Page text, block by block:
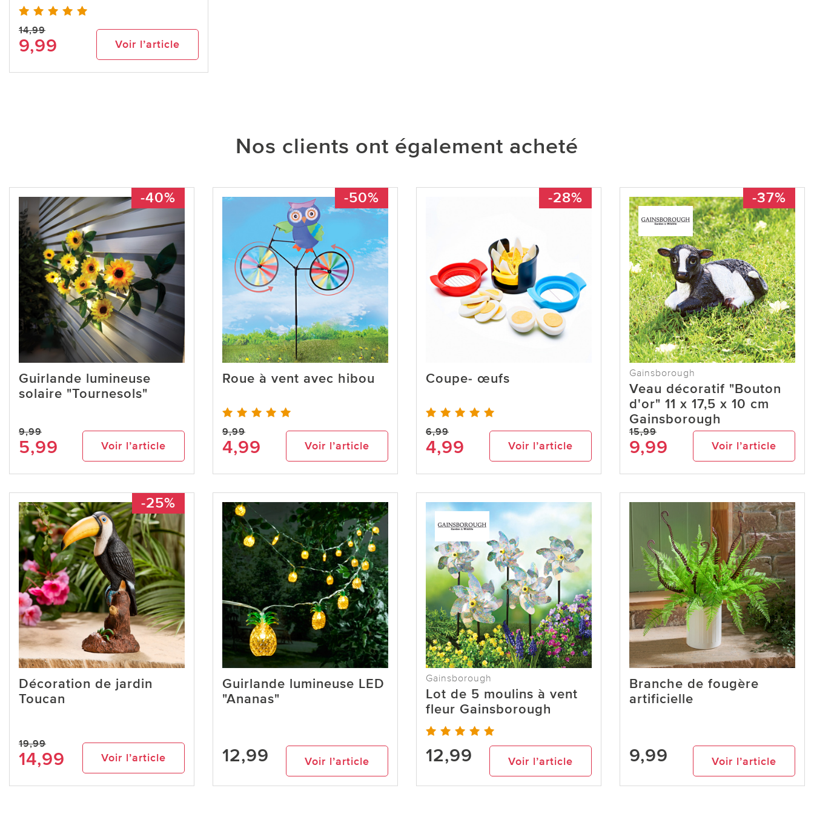
14,99
9,99 Voir l’article
Nos clients ont également acheté
-40%
Guirlande lumineuse
solaire "Tournesols"
9,99
5,99 Voir l’article
-50%
Roue à vent avec hibou
9,99
4,99 Voir l’article
-28%
Coupe- œufs
6,99
4,99 Voir l’article
-37%
Gainsborough
Veau décoratif "Bouton
d'or" 11 x 17,5 x 10 cm
Gainsborough
15,99
9,99 Voir l’article
-25%
Décoration de jardin
Toucan
19,99
14,99 Voir l’article
Guirlande lumineuse LED
"Ananas"
12,99 Voir l’article
Gainsborough
Lot de 5 moulins à vent
fleur Gainsborough
12,99 Voir l’article
Branche de fougère
artificielle
9,99 Voir l’article